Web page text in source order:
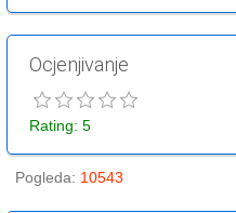
Ocjenjivanje
Rating: 5
Pogleda: 10543